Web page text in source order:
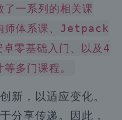
了一系列的相关课
师体系课、Jetpack
零基础入门、以及4
多门课程。
新，以适应变化。
分享传递。因此，